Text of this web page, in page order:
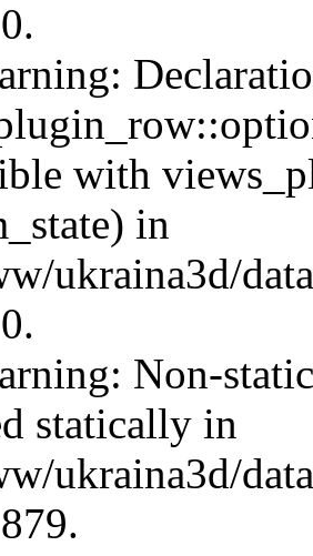
with
in
ukraina3d/
Non-
statically in
ukraina3d/